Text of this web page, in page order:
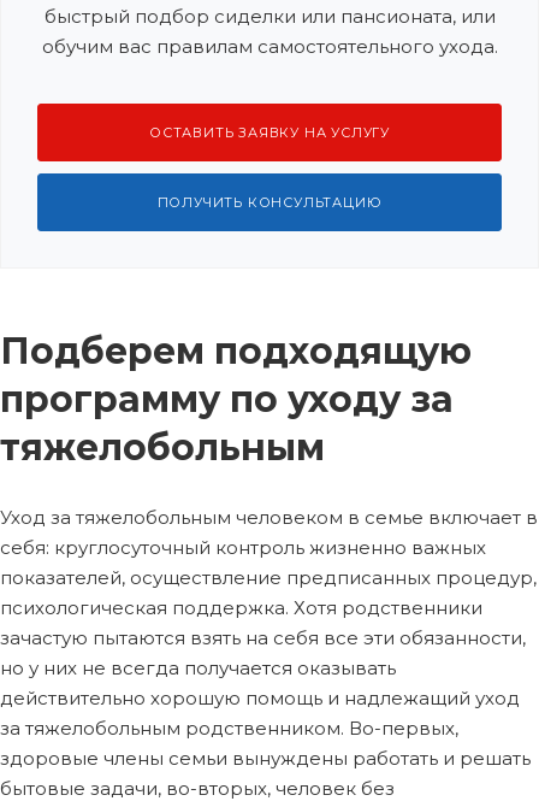
быстрый подбор сиделки или пансионата, или
обучим вас правилам самостоятельного ухода.
ОСТАВИТЬ ЗАЯВКУ НА УСЛУГУ
ПОЛУЧИТЬ КОНСУЛЬТАЦИЮ
Подберем подходящую
программу по уходу за
тяжелобольным
Уход за тяжелобольным человеком в семье включает в
себя: круглосуточный контроль жизненно важных
показателей, осуществление предписанных процедур,
психологическая поддержка. Хотя родственники
зачастую пытаются взять на себя все эти обязанности,
но у них не всегда получается оказывать
действительно хорошую помощь и надлежащий уход
за тяжелобольным родственником. Во-первых,
здоровые члены семьи вынуждены работать и решать
бытовые задачи, во-вторых, человек без